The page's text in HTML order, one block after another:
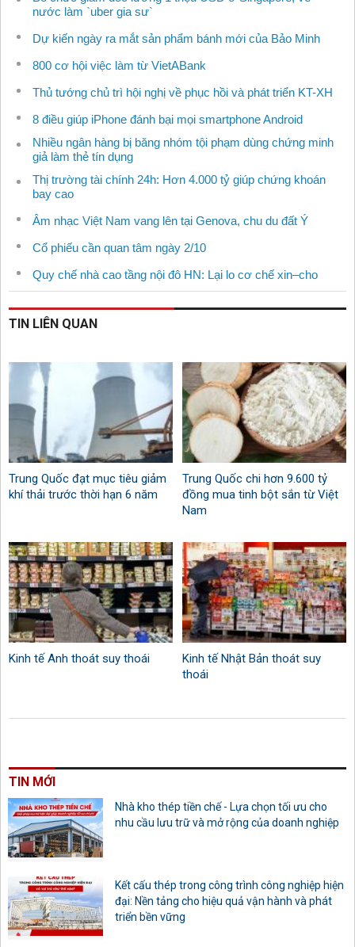
nước làm `uber gia sư`
Dự kiến ngày ra mắt sản phẩm bánh mới của Bảo Minh
800 cơ hội việc làm từ VietABank
Thủ tướng chủ trì hội nghị về phục hồi và phát triển KT-XH
8 điều giúp iPhone đánh bại mọi smartphone Android
Nhiều ngân hàng bị băng nhóm tội phạm dùng chứng minh
giả làm thẻ tín dụng
Thị trường tài chính 24h: Hơn 4.000 tỷ giúp chứng khoán
bay cao
Âm nhạc Việt Nam vang lên tại Genova, chu du đất Ý
Cổ phiếu cần quan tâm ngày 2/10
Quy chế nhà cao tầng nội đô HN: Lại lo cơ chế xin–cho
TIN LIÊN QUAN
Trung Quốc đạt mục tiêu giảm
khí thải trước thời hạn 6 năm
Trung Quốc chi hơn 9.600 tỷ
đồng mua tinh bột sắn từ Việt
Nam
Kinh tế Anh thoát suy thoái
Kinh tế Nhật Bản thoát suy
thoái
TIN MỚI
Nhà kho thép tiền chế - Lựa chọn tối ưu cho
nhu cầu lưu trữ và mở rộng của doanh nghiệp
Kết cấu thép trong công trình công nghiệp hiện
đại: Nền tảng cho hiệu quả vận hành và phát
triển bền vững